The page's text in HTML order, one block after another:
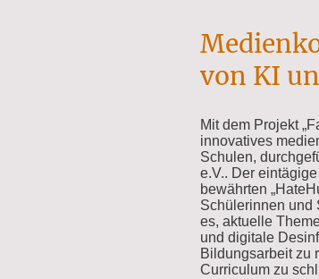
von KI
Mit dem Projekt
innovatives
Schulen,
e.V.. Der
bewährten
Schülerinnen und
es, aktuelle
und digitale
Bildungsarbeit zu
Curriculum zu